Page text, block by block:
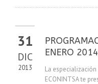
31
DIC
2013
ENERO 2014
La
ECONINTSA te